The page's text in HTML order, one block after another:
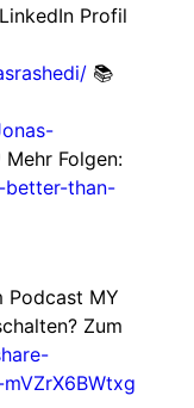
Profil
📚
Mehr Folgen:
than-
Podcast MY
Zum